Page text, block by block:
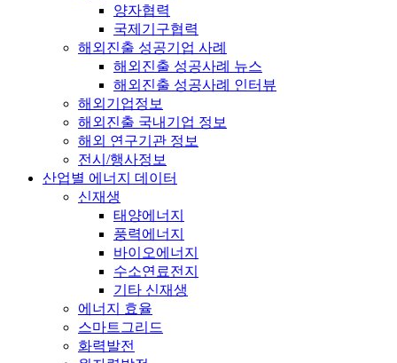
양자협력
국제기구협력
해외진출 성공기업 사례
해외진출 성공사례 뉴스
해외진출 성공사례 인터뷰
해외기업정보
해외진출 국내기업 정보
해외 연구기관 정보
전시/행사정보
산업별 에너지 데이터
신재생
태양에너지
풍력에너지
바이오에너지
수소연료전지
기타 신재생
에너지 효율
스마트그리드
화력발전